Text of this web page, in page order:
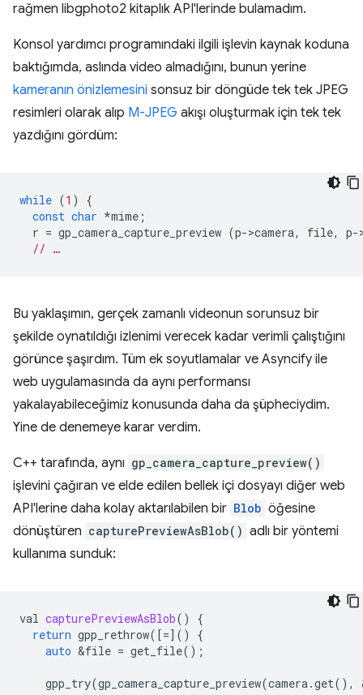
rağmen libgphoto2 kitaplık API'lerinde bulamadım.
Konsol yardımcı programındaki ilgili işlevin kaynak koduna
baktığımda, aslında video almadığını, bunun yerine
kameranın önizlemesini sonsuz bir döngüde tek tek JPEG
resimleri olarak alıp M-JPEG akışı oluşturmak için tek tek
yazdığını gördüm:
while (1 )
{
const char *mime ;
r = gp_camera_capture_preview (p->camera, file, p-
// …
Bu yaklaşımın, gerçek zamanlı videonun sorunsuz bir
şekilde oynatıldığı izlenimi verecek kadar verimli çalıştığını
görünce şaşırdım. Tüm ek soyutlamalar ve Asyncify ile
web uygulamasında da aynı performansı
yakalayabileceğimiz konusunda daha da şüpheciydim.
Yine de denemeye karar verdim.
C++ tarafında, aynı gp_camera_capture_preview()
işlevini çağıran ve elde edilen bellek içi dosyayı diğer web
API'lerine daha kolay aktarılabilen bir Blob öğesine
dönüştüren capturePreviewAsBlob() adlı bir yöntemi
kullanıma sunduk:
val capturePreviewAsBlob()
{
return gpp_rethrow([=]()
{
auto &file = get_file();
gpp_try(gp_camera_capture_preview(camera.get(),